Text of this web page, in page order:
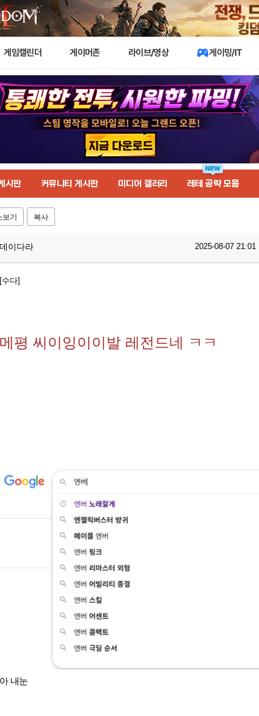
게임캘린더 게이머존 라이브/영상 게이밍/IT
시판 커뮤니티 게시판 미디어 갤러리 레테 공략 모음
기 복사
데이다라 2025-08-07 21:01
[수다]
메평 씨이잉이이발 레전드네 ㅋㅋ
아 내눈